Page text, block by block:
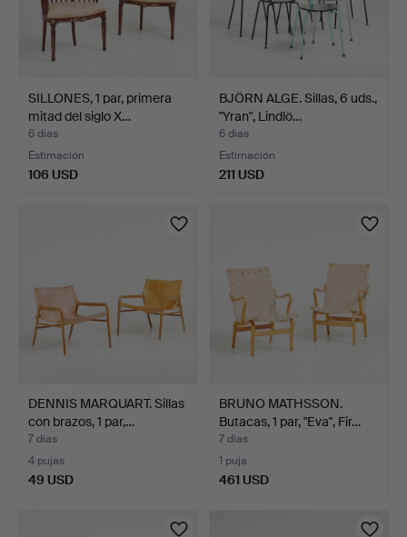
SILLONES, 1 par, primera
mitad del siglo X…
6 días
Estimación
106 USD
BJÖRN ALGE. Sillas, 6 uds.,
"Yran", Lindlö…
6 días
Estimación
211 USD
DENNIS MARQUART. Sillas
con brazos, 1 par,…
7 días
4 pujas
49 USD
BRUNO MATHSSON.
Butacas, 1 par, "Eva", Fir…
7 días
1 puja
461 USD